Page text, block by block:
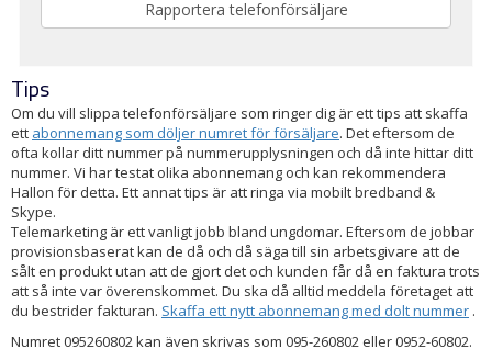
Tips
Om du vill slippa telefonförsäljare som ringer dig är ett tips att skaffa
ett abonnemang som döljer numret för försäljare. Det eftersom de
ofta kollar ditt nummer på nummerupplysningen och då inte hittar ditt
nummer. Vi har testat olika abonnemang och kan rekommendera
Hallon för detta. Ett annat tips är att ringa via mobilt bredband &
Skype.
Telemarketing är ett vanligt jobb bland ungdomar. Eftersom de jobbar
provisionsbaserat kan de då och då säga till sin arbetsgivare att de
sålt en produkt utan att de gjort det och kunden får då en faktura trots
att så inte var överenskommet. Du ska då alltid meddela företaget att
du bestrider fakturan. Skaffa ett nytt abonnemang med dolt nummer .
Numret 095260802 kan även skrivas som 095-260802 eller 0952-60802.